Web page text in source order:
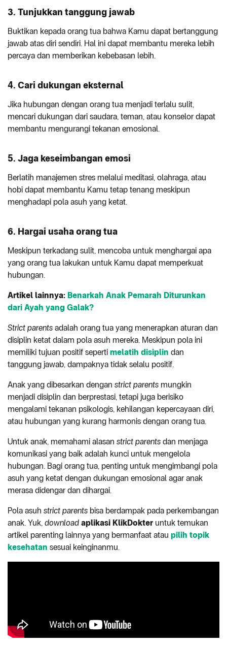
3. Tunjukkan tanggung jawab
Buktikan kepada orang tua bahwa Kamu dapat bertanggung
jawab atas diri sendiri. Hal ini dapat membantu mereka lebih
percaya dan memberikan kebebasan lebih.
4. Cari dukungan eksternal
Jika hubungan dengan orang tua menjadi terlalu sulit,
mencari dukungan dari saudara, teman, atau konselor dapat
membantu mengurangi tekanan emosional.
5. Jaga keseimbangan emosi
Berlatih manajemen stres melalui meditasi, olahraga, atau
hobi dapat membantu Kamu tetap tenang meskipun
menghadapi pola asuh yang ketat.
6. Hargai usaha orang tua
Meskipun terkadang sulit, mencoba untuk menghargai apa
yang orang tua lakukan untuk Kamu dapat memperkuat
hubungan.
Artikel lainnya: Benarkah Anak Pemarah Diturunkan
dari Ayah yang Galak?
Strict parents adalah orang tua yang menerapkan aturan dan
disiplin ketat dalam pola asuh mereka. Meskipun pola ini
memiliki tujuan positif seperti melatih disiplin dan
tanggung jawab, dampaknya tidak selalu positif.
Anak yang dibesarkan dengan strict parents mungkin
menjadi disiplin dan berprestasi, tetapi juga berisiko
mengalami tekanan psikologis, kehilangan kepercayaan diri,
atau hubungan yang kurang harmonis dengan orang tua.
Untuk anak, memahami alasan strict parents dan menjaga
komunikasi yang baik adalah kunci untuk mengelola
hubungan. Bagi orang tua, penting untuk mengimbangi pola
asuh yang ketat dengan dukungan emosional agar anak
merasa didengar dan dihargai.
Pola asuh strict parents bisa berdampak pada perkembangan
anak. Yuk, download aplikasi KlikDokter untuk temukan
artikel parenting lainnya yang bermanfaat atau pilih topik
kesehatan sesuai keinginanmu.